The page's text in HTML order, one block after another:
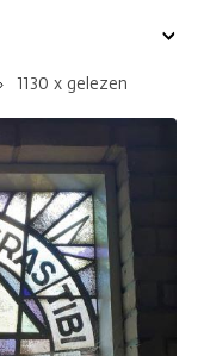
1130 x gelezen